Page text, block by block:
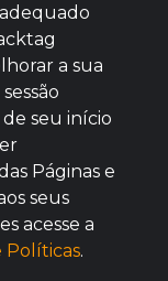
app
a sua
seu início
Páginas e
seus
acesse a
Políticas.